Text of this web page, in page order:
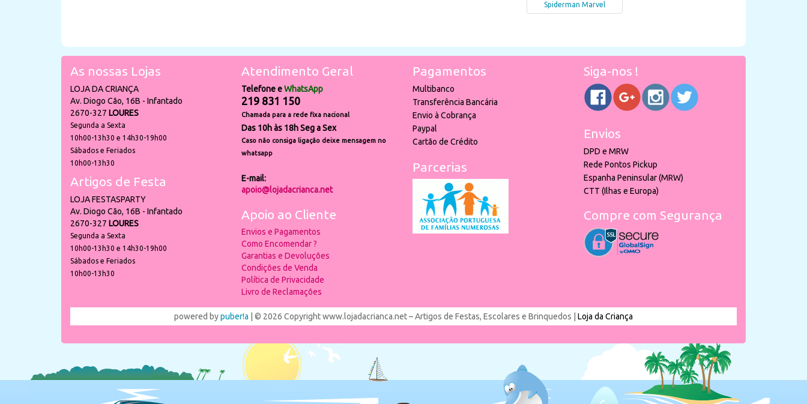
Spiderman Marvel
As nossas Lojas
LOJA DA CRIANÇA
Av. Diogo Cão, 16B - Infantado
2670-327 LOURES
Segunda a Sexta
10h00-13h30 e 14h30-19h00
Sábados e Feriados
10h00-13h30
Artigos de Festa
LOJA FESTASPARTY
Av. Diogo Cão, 16B - Infantado
2670-327 LOURES
Segunda a Sexta
10h00-13h30 e 14h30-19h00
Sábados e Feriados
10h00-13h30
Atendimento Geral
Telefone eWhatsApp
219 831 150
Chamada para a rede fixa nacional
Das 10h às 18h Seg a Sex
Caso não consiga ligação deixe mensagem no
whatsapp
E-mail:
apoio@lojadacrianca.net
Apoio ao Cliente
Envios e Pagamentos
Como Encomendar ?
Garantias e Devoluções
Condições de Venda
Política de Privacidade
Livro de Reclamações
Pagamentos
Multibanco
Transferência Bancária
Envio à Cobrança
Paypal
Cartão de Crédito
Parcerias
Siga-nos !
Envios
DPD e MRW
Rede Pontos Pickup
Espanha Peninsular (MRW)
CTT (Ilhas e Europa)
Compre com Segurança
powered bypuber!a | © 2026 Copyright www.lojadacrianca.net – Artigos de Festas, Escolares e Brinquedos | Loja da Criança